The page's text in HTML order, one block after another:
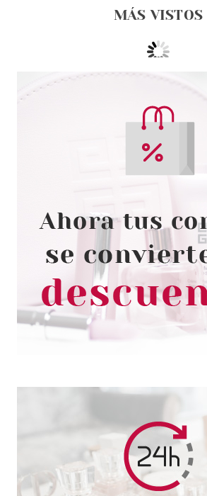
MÁS VISTOS
BETER
BROCHA MAQUILLAJE
PEQUEÑA
desde
2.99€